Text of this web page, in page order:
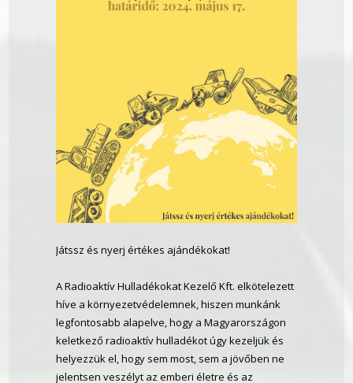
Játssz és nyerj értékes ajándékokat!
A Radioaktív Hulladékokat Kezelő Kft. elkötelezett
híve a környezetvédelemnek, hiszen munkánk
legfontosabb alapelve, hogy a Magyarországon
keletkező radioaktív hulladékot úgy kezeljük és
helyezzük el, hogy sem most, sem a jövőben ne
jelentsen veszélyt az emberi életre és az